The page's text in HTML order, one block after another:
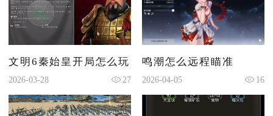
文明6秦始皇开局怎么玩
2026-03-28 27
鸣潮怎么远程瞄准
2026-04-05 16